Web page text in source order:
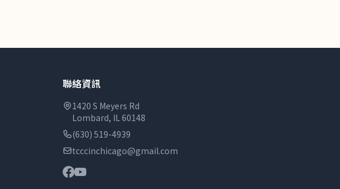
聯絡資訊
1420 S Meyers Rd
Lombard, IL 60148
(630) 519-4939
tcccinchicago@gmail.com